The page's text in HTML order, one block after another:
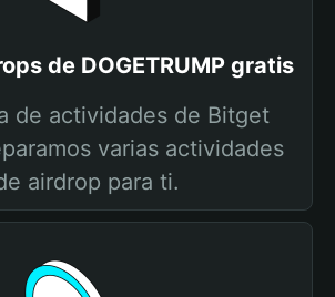
de DOGETRUMP gratis
de actividades de Bitget
varias actividades
airdrop para ti.